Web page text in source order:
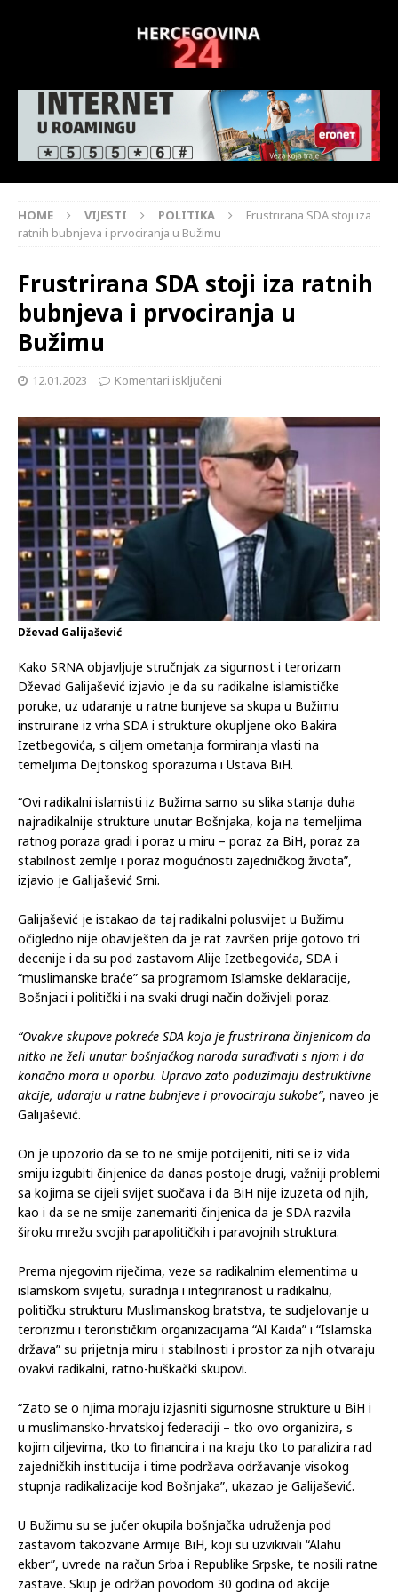
HOME VIJESTI POLITIKA
Frustrirana SDA stoji iza
ratnih bubnjeva i prvociranja u Bužimu
Frustrirana SDA stoji iza ratnih
bubnjeva i prvociranja u
Bužimu
12.01.2023 Komentari isključeni
Dževad Galijašević
Kako SRNA objavljuje stručnjak za sigurnost i terorizam
Dževad Galijašević izjavio je da su radikalne islamističke
poruke, uz udaranje u ratne bunjeve sa skupa u Bužimu
instruirane iz vrha SDA i strukture okupljene oko Bakira
Izetbegovića, s ciljem ometanja formiranja vlasti na
temeljima Dejtonskog sporazuma i Ustava BiH.
“Ovi radikalni islamisti iz Bužima samo su slika stanja duha
najradikalnije strukture unutar Bošnjaka, koja na temeljima
ratnog poraza gradi i poraz u miru – poraz za BiH, poraz za
stabilnost zemlje i poraz mogućnosti zajedničkog života”,
izjavio je Galijašević Srni.
Galijašević je istakao da taj radikalni polusvijet u Bužimu
očigledno nije obaviješten da je rat završen prije gotovo tri
decenije i da su pod zastavom Alije Izetbegovića, SDA i
“muslimanske braće” sa programom Islamske deklaracije,
Bošnjaci i politički i na svaki drugi način doživjeli poraz.
“Ovakve skupove pokreće SDA koja je frustrirana činjenicom da
nitko ne želi unutar bošnjačkog naroda surađivati s njom i da
konačno mora u oporbu. Upravo zato poduzimaju destruktivne
akcije, udaraju u ratne bubnjeve i provociraju sukobe”, naveo je
Galijašević.
On je upozorio da se to ne smije potcijeniti, niti se iz vida
smiju izgubiti činjenice da danas postoje drugi, važniji problemi
sa kojima se cijeli svijet suočava i da BiH nije izuzeta od njih,
kao i da se ne smije zanemariti činjenica da je SDA razvila
široku mrežu svojih parapolitičkih i paravojnih struktura.
Prema njegovim riječima, veze sa radikalnim elementima u
islamskom svijetu, suradnja i integriranost u radikalnu,
političku strukturu Muslimanskog bratstva, te sudjelovanje u
terorizmu i terorističkim organizacijama “Al Kaida” i “Islamska
država” su prijetnja miru i stabilnosti i prostor za njih otvaraju
ovakvi radikalni, ratno-huškački skupovi.
“Zato se o njima moraju izjasniti sigurnosne strukture u BiH i
u muslimansko-hrvatskoj federaciji – tko ovo organizira, s
kojim ciljevima, tko to financira i na kraju tko to paralizira rad
zajedničkih institucija i time podržava održavanje visokog
stupnja radikalizacije kod Bošnjaka”, ukazao je Galijašević.
U Bužimu su se jučer okupila bošnjačka udruženja pod
zastavom takozvane Armije BiH, koji su uzvikivali “Alahu
ekber”, uvrede na račun Srba i Republike Srpske, te nosili ratne
zastave. Skup je održan povodom 30 godina od akcije